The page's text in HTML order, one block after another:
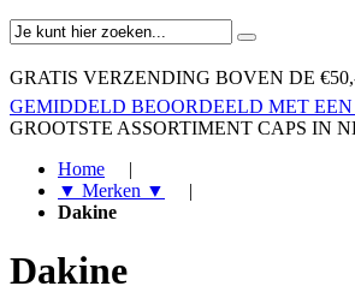
GRATIS VERZENDING BOVEN ​DE
GEMIDDELD BEOORDEELD MET EEN
GROOTSTE ASSORTIMENT CAPS IN
Home
|
▼ Merken ▼
|
Dakine
Dakine